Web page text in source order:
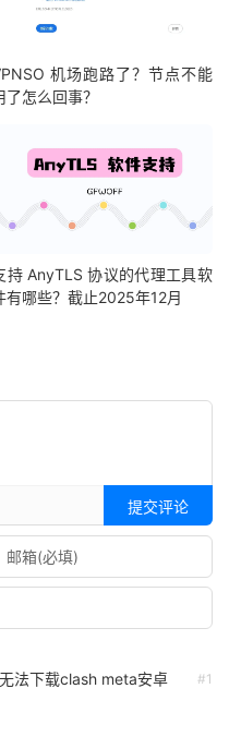
机场跑路了？节点不能
了怎么回事？
持 AnyTLS 协议的代理工具软
有哪些？截止2025年12月
提交评论
#1
法下载clash meta安卓